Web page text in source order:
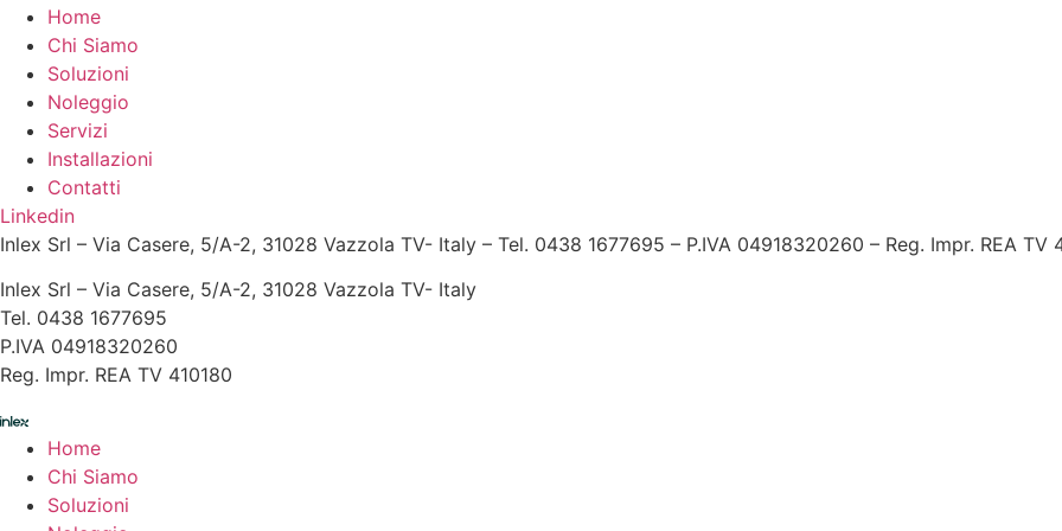
Home
Chi Siamo
Soluzioni
Noleggio
Servizi
Installazioni
Contatti
Linkedin
Inlex Srl – Via Casere, 5/A-2, 31028 Vazzola TV- Italy – Tel. 0438 1677695 – P.IVA 04918320260 – Reg. Impr. REA TV
Inlex Srl – Via Casere, 5/A-2, 31028 Vazzola TV- Italy
Tel. 0438 1677695
P.IVA 04918320260
Reg. Impr. REA TV 410180
Home
Chi Siamo
Soluzioni